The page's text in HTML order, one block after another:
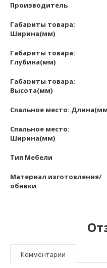
Производитель
Габариты товара:
Ширина(мм)
Габариты товара:
Глубина(мм)
Габариты товара:
Высота(мм)
Спальное место:
Спальное место:
Ширина(мм)
Тип Мебели
Материал изготовления/
обивки
Комментарии